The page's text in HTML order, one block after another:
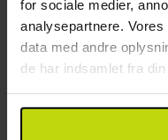
for sociale medier,
analysepartnere.
data med andre
de har indsamlet fra
Restaurant
Restauranten er
Mulighed for
Mulighed for
Mulighed for
Middagen serveres